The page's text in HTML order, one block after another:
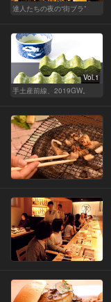
達人たちの夜の“街ブラ”
Vol.1
手土産前線、2019GW。